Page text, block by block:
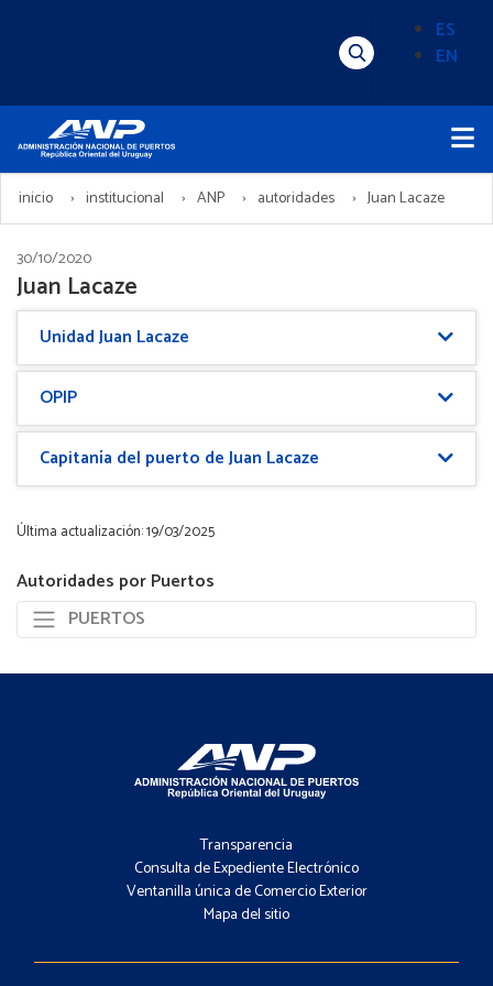
idioma
(Content)
ES
EN
Menú
Principal
inicio institucional ANP autoridades Juan Lacaze
Autoridades por Puertos
PUERTOS
30/10/2020
Juan Lacaze
Unidad Juan Lacaze
OPIP
Capitanía del puerto de Juan Lacaze
Última actualización: 19/03/2025
-
Menú
Transparencia
Consulta de Expediente Electrónico
Ventanilla única de Comercio Exterior
Mapa del sitio
-